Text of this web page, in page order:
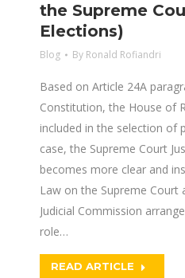
the Supreme
Elections)
Blog By Ronald Rofiandri
Based on Article 24A
Constitution, the House of
included in the selection of
case, the Supreme Court
becomes more clear and
Law on the Supreme Court
Judicial Commission
role…
READ ARTICLE